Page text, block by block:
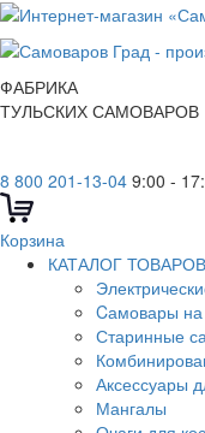
ФАБРИКА
ТУЛЬСКИХ САМОВАРОВ
8 800 201-13-04 9:00 -
Корзина
КАТАЛОГ ТОВАРОВ
Cамовары
Старинные
Аксессуары
Мангалы